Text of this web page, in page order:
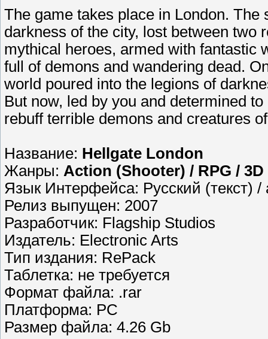
The game takes place in London.
darkness of the city, lost between two
mythical heroes, armed with fantastic
full of demons and wandering dead.
world poured into the legions of
But now, led by you and determined
rebuff terrible demons and creatures
Название: Hellgate London
Жанры: Action (Shooter) / RPG /
Язык Интерфейса: Русский (текст) /
Релиз выпущен: 2007
Разработчик: Flagship Studios
Издатель: Electronic Arts
Тип издания: RePack
Таблетка: не требуется
Формат файла: .rar
Платформа: PC
Размер файла: 4.26 Gb